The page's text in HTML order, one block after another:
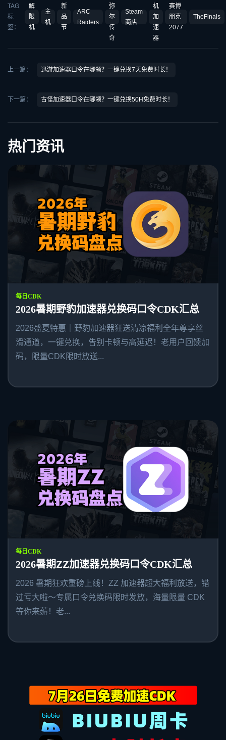
TAG
标
签：
解
限
机
主
机
新
品
节
ARC
Raiders
弥
尔
传
奇
Steam
商店
机
加
速
器
赛博
朋克
2077
TheFinals
上一篇： 迅游加速器口令在哪领？一键兑换7天免费时长！
下一篇： 古怪加速器口令在哪领？一键兑换50H免费时长！
热门资讯
每日CDK
2026暑期野豹加速器兑换码口令CDK汇总
2026盛夏特惠｜野豹加速器狂送清凉福利全年尊享丝
滑通道，一键兑换，告别卡顿与高延迟！老用户回馈加
码，限量CDK限时放送...
每日CDK
2026暑期ZZ加速器兑换码口令CDK汇总
2026 暑期狂欢重磅上线！ZZ 加速器超大福利放送，错
过亏大啦～专属口令兑换码限时发放，海量限量 CDK
等你来薅！老...